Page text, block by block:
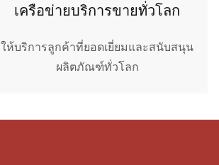
เครือข่ายบริการขายทั่วโลก
ให้บริการลูกค้าที่ยอดเยี่ยมและสนับสนุน
ผลิตภัณฑ์ทั่วโลก